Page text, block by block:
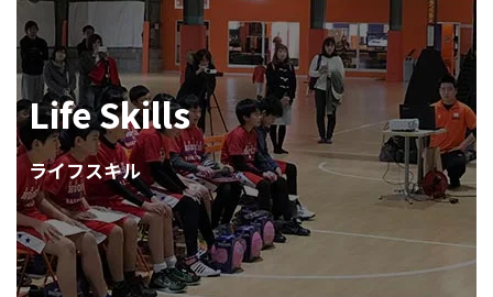
Life Skills
ライフスキル